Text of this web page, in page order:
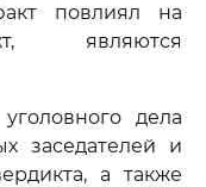
повлиял на
являются
дела
заседателей и
а также